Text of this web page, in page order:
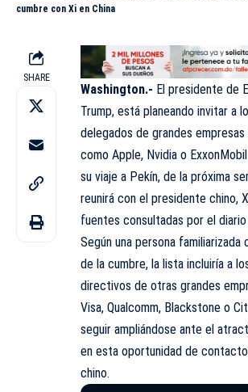
cumbre con Xi en China
SHARE
Washington.- El presidente de
Trump, está planeando invitar a
delegados de grandes
como Apple, Nvidia o
su viaje a Pekín, de la próxima
reunirá con el presidente chino,
fuentes consultadas por el
Según una persona familiarizada
de la cumbre, la lista incluiría a
directivos de otras grandes
Visa, Qualcomm, Blackstone o
seguir ampliándose ante el
en esta oportunidad de
chino.